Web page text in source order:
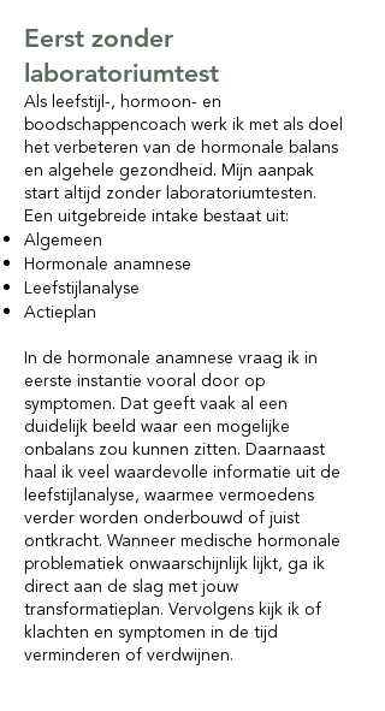
Eerst zonder
laboratoriumtest
Als leefstijl-, hormoon- en
boodschappencoach werk ik met als doel
het verbeteren van de hormonale balans
en algehele gezondheid. Mijn aanpak
start altijd zonder laboratoriumtesten.
Een uitgebreide intake bestaat uit:
Algemeen
Hormonale anamnese
Leefstijlanalyse
Actieplan
In de hormonale anamnese vraag ik in
eerste instantie vooral door op
symptomen. Dat geeft vaak al een
duidelijk beeld waar een mogelijke
onbalans zou kunnen zitten. Daarnaast
haal ik veel waardevolle informatie uit de
leefstijlanalyse, waarmee vermoedens
verder worden onderbouwd of juist
ontkracht. Wanneer medische hormonale
problematiek onwaarschijnlijk lijkt, ga ik
direct aan de slag met jouw
transformatieplan. Vervolgens kijk ik of
klachten en symptomen in de tijd
verminderen of verdwijnen.